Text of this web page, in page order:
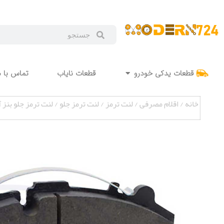
قطعات یدکی خودرو قطعات نایاب تماس با
خانه/اقلام مصرفی/لنت ترمز/لنت ترمز جلو/ لنت ترمز جلو